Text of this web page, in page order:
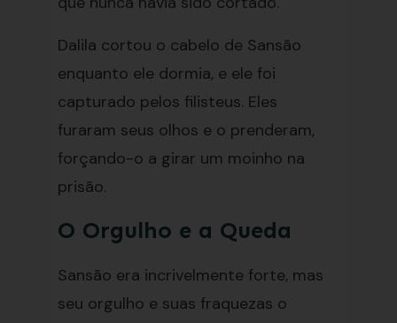
Dalila cortou o cabelo de Sansão
enquanto ele dormia, e ele foi
capturado pelos filisteus. Eles
furaram seus olhos e o prenderam,
forçando-o a girar um moinho na
prisão.
O Orgulho e a Queda
Sansão era incrivelmente forte, mas
seu orgulho e suas fraquezas o